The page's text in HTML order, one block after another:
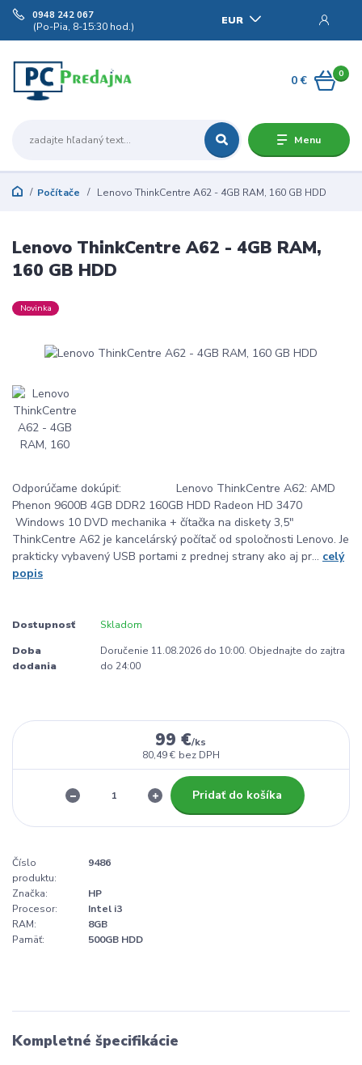
Menu
EUR
0948 242 067
(Po-Pia, 8-15:30 hod.)
0
0 €
Počítače Lenovo ThinkCentre A62 - 4GB RAM, 160 GB HDD
Lenovo ThinkCentre A62 - 4GB RAM,
160 GB HDD
Novinka
Odporúčame dokúpiť: Lenovo ThinkCentre A62: AMD
Phenon 9600B 4GB DDR2 160GB HDD Radeon HD 3470
Windows 10 DVD mechanika + čítačka na diskety 3,5"
ThinkCentre A62 je kancelárský počítač od spoločnosti Lenovo. Je
prakticky vybavený USB portami z prednej strany ako aj pr... celý
popis
Dostupnosť Skladom
Doba
dodania
Doručenie 11.08.2026 do 10:00. Objednajte do zajtra
do 24:00
99 €/ks
80,49 € bez DPH
Pridať do košíka
Číslo
produktu:
9486
Značka:
HP
Procesor:
Intel i3
RAM:
8GB
Pamäť:
500GB HDD
Kompletné špecifikácie